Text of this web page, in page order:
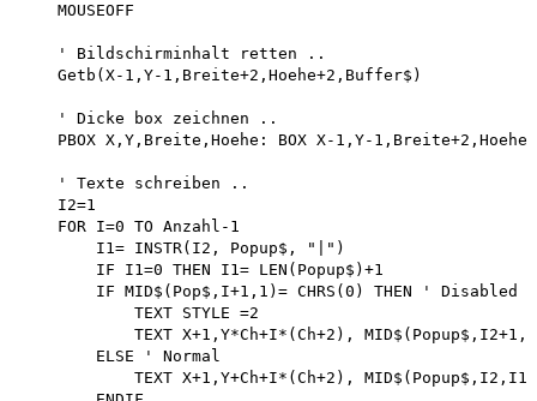
    MOUSEOFF
    ' Bildschirminhalt retten ..
    Getb(X-1,Y-1,Breite+2,Hoehe+2,Buffer$)
    ' Dicke box zeichnen ..
PBOX X,Y,Breite,Hoehe: BOX X-1,Y-
    ' Texte schreiben ..
    I2=1
    FOR I=0 TO Anzahl-1
        I1= INSTR(I2, Popup$, "|")
        IF I1=0 THEN I1= LEN(Popup$)+1
        IF MID$(Pop$,I+1,1)= CHRS(0) THEN ' Disabled
            TEXT STYLE =2
TEXT X+1,Y*Ch+I*(Ch+2),
        ELSE ' Normal
TEXT X+1,Y+Ch+I*(Ch+2),